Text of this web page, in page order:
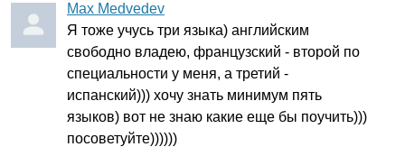
Max Medvedev
Я тоже учусь три языка) английским
свободно владею, французский - второй по
специальности у меня, а третий -
испанский))) хочу знать минимум пять
языков) вот не знаю какие еще бы поучить)))
посоветуйте))))))